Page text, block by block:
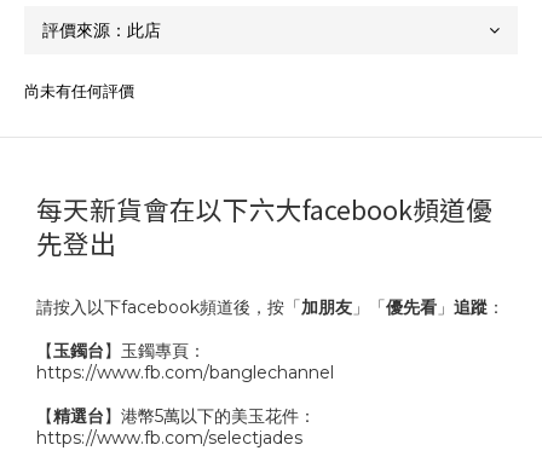
尚未有任何評價
每天新貨會在以下六大facebook頻道優
先登出
請按入以下facebook頻道後，按「加朋友 」「優先看 」 追蹤 ：
【玉鐲台】玉鐲專頁：
https://www.fb.com/banglechannel
【精選台】港幣5萬以下的美玉花件：
https://www.fb.com/selectjades